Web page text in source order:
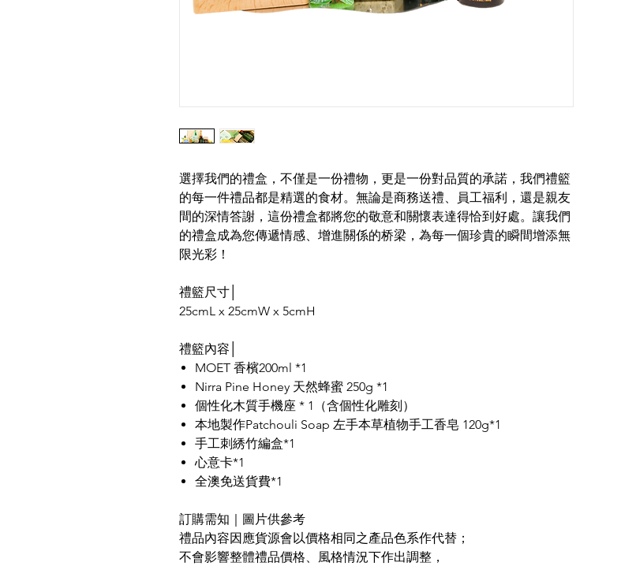
選擇我們的禮盒，不僅是一份禮物，更是一份對品質的承諾，我們禮籃
的每一件禮品都是精選的食材。無論是商務送禮、員工福利，還是親友
間的深情答謝，這份禮盒都將您的敬意和關懷表達得恰到好處。讓我們
的禮盒成為您傳遞情感、增進關係的桥梁，為每一個珍貴的瞬間增添無
限光彩！
禮籃尺寸│
25cmL x 25cmW x 5cmH
禮籃內容│
MOET 香檳200ml *1
Nirra Pine Honey 天然蜂蜜 250g *1
個性化木質手機座 * 1（含個性化雕刻）
本地製作Patchouli Soap 左手本草植物手工香皂 120g*1
手工刺綉竹編盒*1
心意卡*1
全澳免送貨費*1
訂購需知｜圖片供參考
禮品內容因應貨源會以價格相同之產品色系作代替；
不會影響整體禮品價格、風格情況下作出調整，